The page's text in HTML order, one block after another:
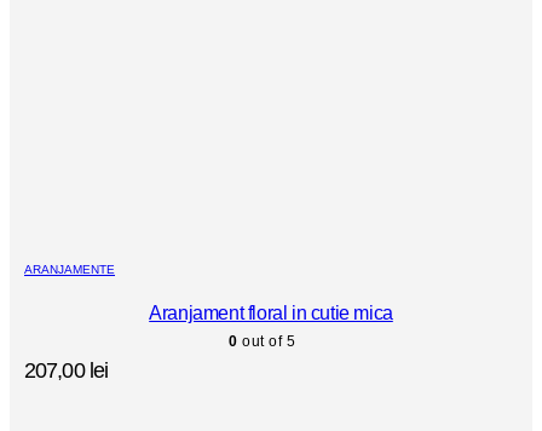
ARANJAMENTE
Aranjament floral in cutie mica
0 out of 5
207,00 lei